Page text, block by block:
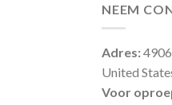
NEEM
Adres:
United
Voor